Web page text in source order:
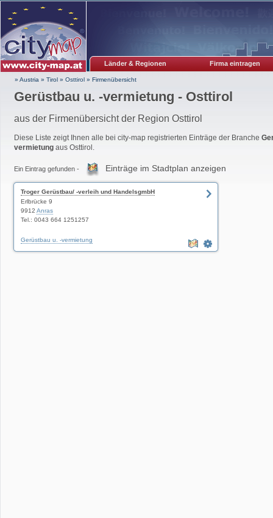
Länder & Regionen Firma eintragen
» Austria » Tirol » Osttirol » Firmenübersicht
Gerüstbau u. -vermietung - Osttirol
aus der Firmenübersicht der Region Osttirol
Diese Liste zeigt Ihnen alle bei city-map registrierten Einträge der Branche
vermietung aus Osttirol.
Ein Eintrag gefunden - Einträge im Stadtplan anzeigen
Troger Gerüstbau/ -verleih und HandelsgmbH
Erlbrücke 9
9912 Anras
Tel.: 0043 664 1251257
Gerüstbau u. -vermietung